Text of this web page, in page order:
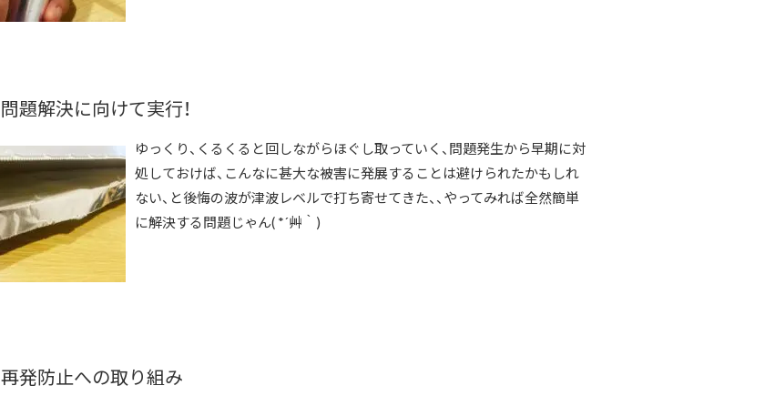
問題解決に向けて実行！
ゆっくり、くるくると回しながらほぐし取っていく、問題発生から早期に対
処しておけば、こんなに甚大な被害に発展することは避けられたかもしれ
ない、と後悔の波が津波レベルで打ち寄せてきた、、やってみれば全然簡単
に解決する問題じゃん( *´艸｀)
再発防止への取り組み